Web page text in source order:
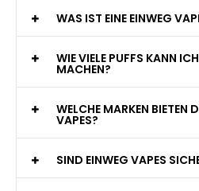
WAS IST EINE EINWEG
WIE VIELE PUFFS KANN
MACHEN?
WELCHE MARKEN BIETEN
VAPES?
SIND EINWEG VAPES